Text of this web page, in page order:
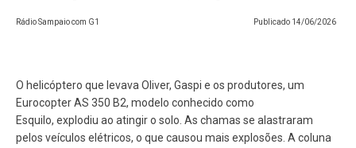
Rádio Sampaio com G1 Publicado 14/06/2026
O helicóptero que levava Oliver, Gaspi e os produtores, um
Eurocopter AS 350 B2, modelo conhecido como
Esquilo, explodiu ao atingir o solo. As chamas se alastraram
pelos veículos elétricos, o que causou mais explosões. A coluna